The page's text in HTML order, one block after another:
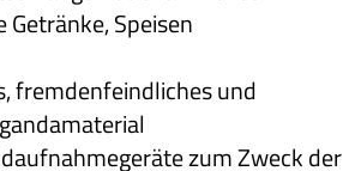
Speisen
fremdenfeindliches und
zum Zweck der